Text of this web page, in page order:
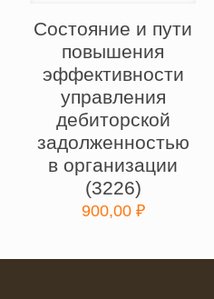
Состояние и пути
повышения
эффективности
управления
дебиторской
задолженностью
в организации
(3226)
900,00 ₽